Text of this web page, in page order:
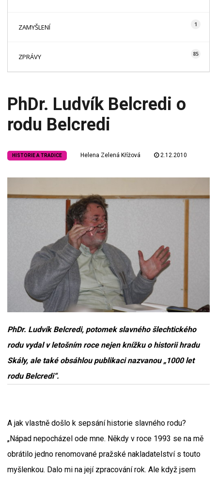
ZAMYŠLENÍ 1
ZPRÁVY 85
PhDr. Ludvík Belcredi o
rodu Belcredi
HISTORIE A TRADICE Helena Zelená Křížová 2.12.2010
PhDr. Ludvík Belcredi, potomek slavného šlechtického
rodu vydal v letošním roce nejen knížku o historii hradu
Skály, ale také obsáhlou publikaci nazvanou „1000 let
rodu Belcredi“.
A jak vlastně došlo k sepsání historie slavného rodu?
„Nápad nepocházel ode mne. Někdy v roce 1993 se na mě
obrátilo jedno renomované pražské nakladatelství s touto
myšlenkou. Dalo mi na její zpracování rok. Ale když jsem